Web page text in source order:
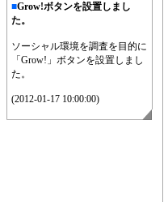
■Grow!ボタンを設置しまし
た。
ソーシャル環境を調査を目的に
「Grow!」ボタンを設置しまし
た。
(2012-01-17 10:00:00)